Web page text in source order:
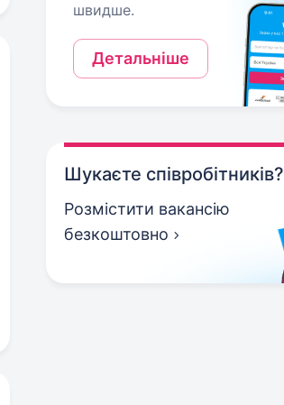
швидше.
Детальніше
Шукаєте співробітників?
Розмістити вакансію
безкоштовно